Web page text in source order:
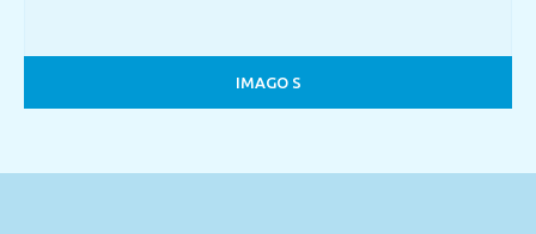
IMAGO S